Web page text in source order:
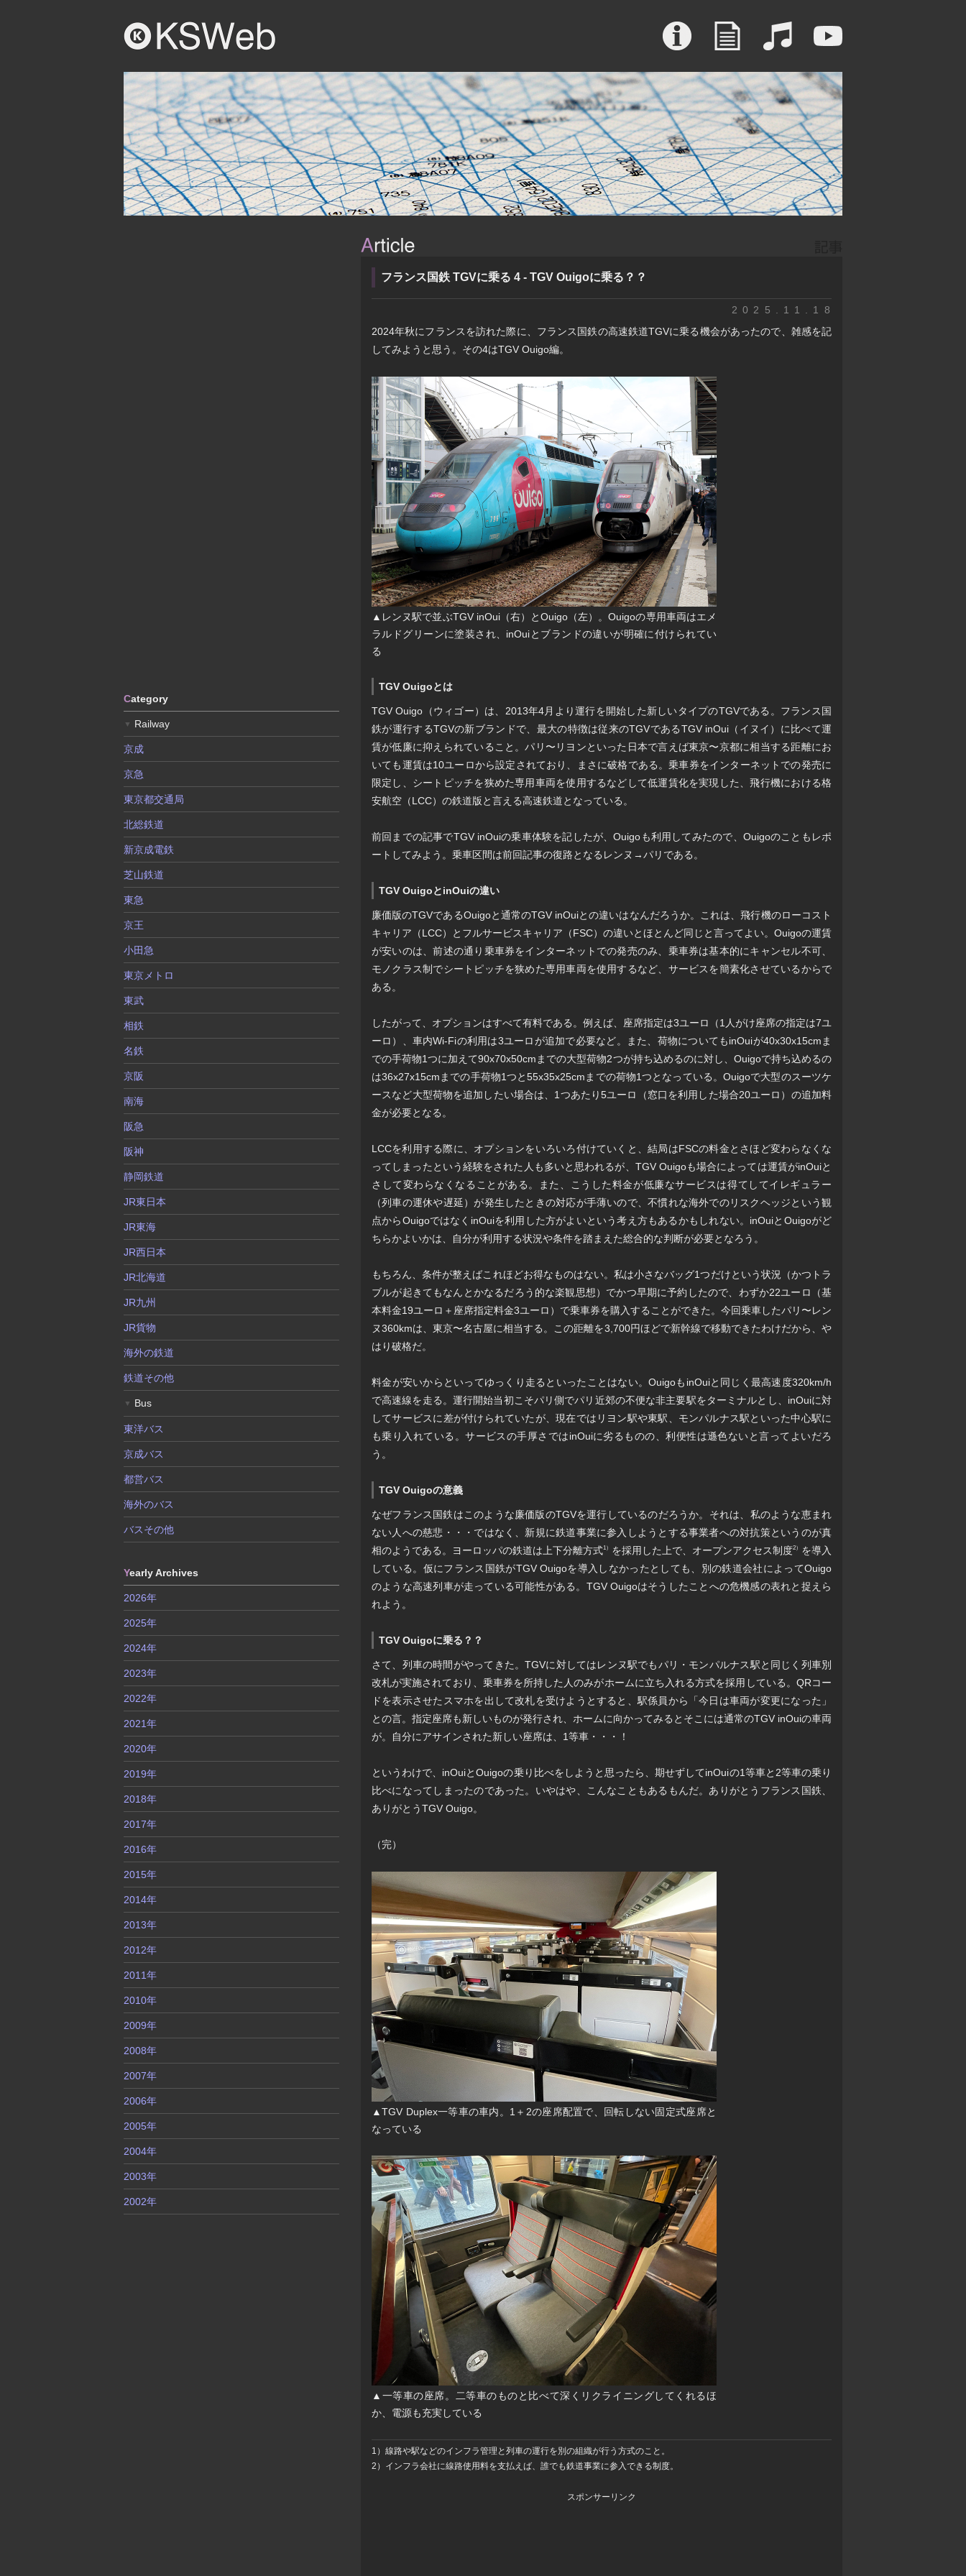
フランス国鉄 TGVに乗る 4 - TGV Ouigoに乗る？？
2025.11.18
2024年秋にフランスを訪れた際に、フランス国鉄の高速鉄道TGVに乗る機会があったので、雑感を記
してみようと思う。その4はTGV Ouigo編。
▲レンヌ駅で並ぶTGV inOui（右）とOuigo（左）。Ouigoの専用車両はエメ
ラルドグリーンに塗装され、inOuiとブランドの違いが明確に付けられてい
る
TGV Ouigoとは
TGV Ouigo（ウィゴー）は、2013年4月より運行を開始した新しいタイプのTGVである。フランス国
鉄が運行するTGVの新ブランドで、最大の特徴は従来のTGVであるTGV inOui（イヌイ）に比べて運
賃が低廉に抑えられていること。パリ〜リヨンといった日本で言えば東京〜京都に相当する距離にお
いても運賃は10ユーロから設定されており、まさに破格である。乗車券をインターネットでの発売に
限定し、シートピッチを狭めた専用車両を使用するなどして低運賃化を実現した、飛行機における格
安航空（LCC）の鉄道版と言える高速鉄道となっている。
前回までの記事でTGV inOuiの乗車体験を記したが、Ouigoも利用してみたので、Ouigoのこともレポ
ートしてみよう。乗車区間は前回記事の復路となるレンヌ→パリである。
TGV OuigoとinOuiの違い
廉価版のTGVであるOuigoと通常のTGV inOuiとの違いはなんだろうか。これは、飛行機のローコスト
キャリア（LCC）とフルサービスキャリア（FSC）の違いとほとんど同じと言ってよい。Ouigoの運賃
が安いのは、前述の通り乗車券をインターネットでの発売のみ、乗車券は基本的にキャンセル不可、
モノクラス制でシートピッチを狭めた専用車両を使用するなど、サービスを簡素化させているからで
ある。
したがって、オプションはすべて有料である。例えば、座席指定は3ユーロ（1人がけ座席の指定は7ユ
ーロ）、車内Wi-Fiの利用は3ユーロが追加で必要など。また、荷物についてもinOuiが40x30x15cmま
での手荷物1つに加えて90x70x50cmまでの大型荷物2つが持ち込めるのに対し、Ouigoで持ち込めるの
は36x27x15cmまでの手荷物1つと55x35x25cmまでの荷物1つとなっている。Ouigoで大型のスーツケ
ースなど大型荷物を追加したい場合は、1つあたり5ユーロ（窓口を利用した場合20ユーロ）の追加料
金が必要となる。
LCCを利用する際に、オプションをいろいろ付けていくと、結局はFSCの料金とさほど変わらなくな
ってしまったという経験をされた人も多いと思われるが、TGV Ouigoも場合によっては運賃がinOuiと
さして変わらなくなることがある。また、こうした料金が低廉なサービスは得てしてイレギュラー
（列車の運休や遅延）が発生したときの対応が手薄いので、不慣れな海外でのリスクヘッジという観
点からOuigoではなくinOuiを利用した方がよいという考え方もあるかもしれない。inOuiとOuigoがど
ちらかよいかは、自分が利用する状況や条件を踏まえた総合的な判断が必要となろう。
もちろん、条件が整えばこれほどお得なものはない。私は小さなバッグ1つだけという状況（かつトラ
ブルが起きてもなんとかなるだろう的な楽観思想）でかつ早期に予約したので、わずか22ユーロ（基
本料金19ユーロ＋座席指定料金3ユーロ）で乗車券を購入することができた。今回乗車したパリ〜レン
ヌ360kmは、東京〜名古屋に相当する。この距離を3,700円ほどで新幹線で移動できたわけだから、や
はり破格だ。
料金が安いからといってゆっくり走るといったことはない。OuigoもinOuiと同じく最高速度320km/h
で高速線を走る。運行開始当初こそパリ側でパリ近郊の不便な非主要駅をターミナルとし、inOuiに対
してサービスに差が付けられていたが、現在ではリヨン駅や東駅、モンパルナス駅といった中心駅に
も乗り入れている。サービスの手厚さではinOuiに劣るものの、利便性は遜色ないと言ってよいだろ
う。
TGV Ouigoの意義
なぜフランス国鉄はこのような廉価版のTGVを運行しているのだろうか。それは、私のような恵まれ
ない人への慈悲・・・ではなく、新規に鉄道事業に参入しようとする事業者への対抗策というのが真
相のようである。ヨーロッパの鉄道は上下分離方式1） を採用した上で、オープンアクセス制度2）
を導入
している。仮にフランス国鉄がTGV Ouigoを導入しなかったとしても、別の鉄道会社によってOuigo
のような高速列車が走っている可能性がある。TGV Ouigoはそうしたことへの危機感の表れと捉えら
れよう。
TGV Ouigoに乗る？？
さて、列車の時間がやってきた。TGVに対してはレンヌ駅でもパリ・モンパルナス駅と同じく列車別
改札が実施されており、乗車券を所持した人のみがホームに立ち入れる方式を採用している。QRコー
ドを表示させたスマホを出して改札を受けようとすると、駅係員から「今日は車両が変更になった」
との言。指定座席も新しいものが発行され、ホームに向かってみるとそこには通常のTGV inOuiの車両
が。自分にアサインされた新しい座席は、1等車・・・！
というわけで、inOuiとOuigoの乗り比べをしようと思ったら、期せずしてinOuiの1等車と2等車の乗り
比べになってしまったのであった。いやはや、こんなこともあるもんだ。ありがとうフランス国鉄、
ありがとうTGV Ouigo。
（完）
▲TGV Duplex一等車の車内。1＋2の座席配置で、回転しない固定式座席と
なっている
▲一等車の座席。二等車のものと比べて深くリクライニングしてくれるほ
か、電源も充実している
1）線路や駅などのインフラ管理と列車の運行を別の組織が行う方式のこと。
2）インフラ会社に線路使用料を支払えば、誰でも鉄道事業に参入できる制度。
スポンサーリンク
Category
▼ Railway
京成
京急
東京都交通局
北総鉄道
新京成電鉄
芝山鉄道
東急
京王
小田急
東京メトロ
東武
相鉄
名鉄
京阪
南海
阪急
阪神
静岡鉄道
JR東日本
JR東海
JR西日本
JR北海道
JR九州
JR貨物
海外の鉄道
鉄道その他
▼ Bus
東洋バス
京成バス
都営バス
海外のバス
バスその他
Yearly Archives
2026年
2025年
2024年
2023年
2022年
2021年
2020年
2019年
2018年
2017年
2016年
2015年
2014年
2013年
2012年
2011年
2010年
2009年
2008年
2007年
2006年
2005年
2004年
2003年
2002年